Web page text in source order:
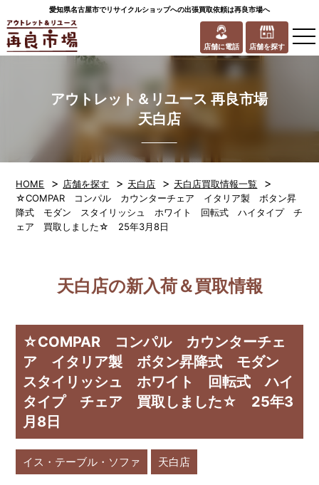
愛知県名古屋市でリサイクルショップへの出張買取依頼は再良市場へ
店舗に電話 店舗を探す
アウトレット＆リユース 再良市場
天白店
HOME > 店舗を探す > 天白店 > 天白店買取情報一覧 >
☆COMPAR コンパル カウンターチェア イタリア製 ボタン昇
降式 モダン スタイリッシュ ホワイト 回転式 ハイタイプ チ
ェア 買取しました☆ 25年3月8日
天白店の新入荷＆買取情報
☆COMPAR コンパル カウンターチェ
ア イタリア製 ボタン昇降式 モダン
スタイリッシュ ホワイト 回転式 ハイ
タイプ チェア 買取しました☆ 25年3
月8日
イス・テーブル・ソファ 天白店